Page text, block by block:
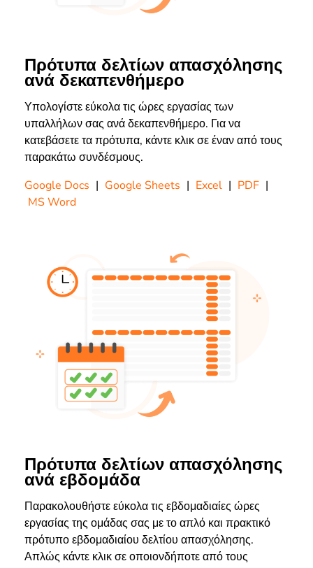
Πρότυπα δελτίων απασχόλησης
ανά δεκαπενθήμερο
Υπολογίστε εύκολα τις ώρες εργασίας των
υπαλλήλων σας ανά δεκαπενθήμερο. Για να
κατεβάσετε τα πρότυπα, κάντε κλικ σε έναν από τους
παρακάτω συνδέσμους.
Google Docs | Google Sheets | Excel | PDF |
MS Word
Πρότυπα δελτίων απασχόλησης
ανά εβδομάδα
Παρακολουθήστε εύκολα τις εβδομαδιαίες ώρες
εργασίας της ομάδας σας με το απλό και πρακτικό
πρότυπο εβδομαδιαίου δελτίου απασχόλησης.
Απλώς κάντε κλικ σε οποιονδήποτε από τους